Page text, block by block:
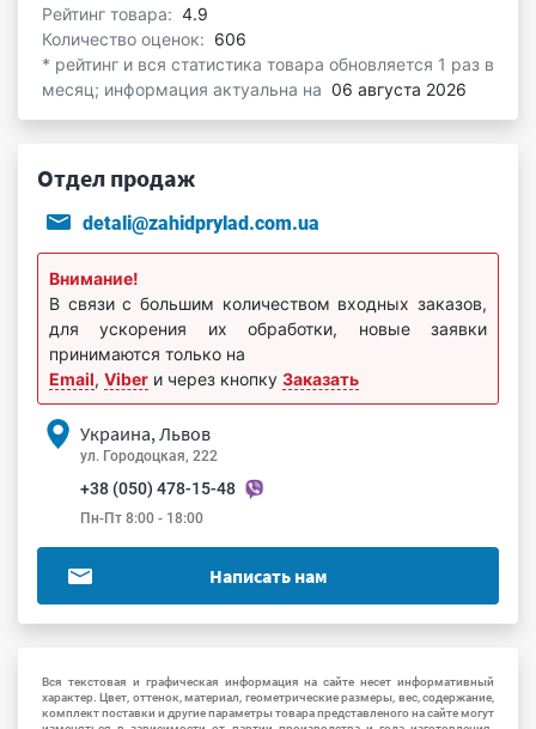
Рейтинг товара: 4.9
Количество оценок: 606
* рейтинг и вся статистика товара обновляется 1 раз в
месяц; информация актуальна на 06 августа 2026
Отдел продаж
detali@zahidprylad.com.ua
Внимание!
В связи с большим количеством входных заказов,
для ускорения их обработки, новые заявки
принимаются только на
Email, Viber и через кнопку Заказать
Украина, Львов
ул. Городоцкая, 222
+38 (050) 478-15-48
Пн-Пт 8:00 - 18:00
Написать нам
Вся текстовая и графическая информация на сайте несет информативный
характер. Цвет, оттенок, материал, геометрические размеры, вес, содержание,
комплект поставки и другие параметры товара представленого на сайте могут